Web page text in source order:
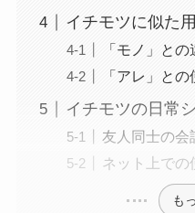
イチモツに似た
「モノ」との
「アレ」と
イチモツの日常
友人同士の会
ネット上での
も